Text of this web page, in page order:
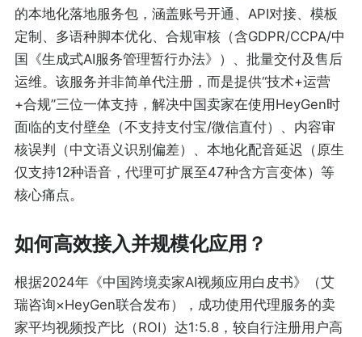
的本地化落地服务包，涵盖账号开通、API对接、模板
定制、多语种脚本优化、合规审核（含GDPR/CCPA/中
国《生成式AI服务管理暂行办法》）、批量交付及售后
运维。该服务并非简单代注册，而是提供“技术+运营
+合规”三位一体支持，解决中国卖家在使用HeyGen时
面临的支付壁垒（不支持支付宝/微信直付）、内容审
核误判（中文语义识别偏差）、本地化配音延迟（原生
仅支持12种语音，代理可扩展至47种含方言变体）等
核心痛点。
如何高效接入并规模化应用？
根据2024年《中国跨境卖家AI视频应用白皮书》（艾
瑞咨询×HeyGen联合发布），成功使用代理服务的卖
家平均视频投产比（ROI）达1:5.8，较自行注册用户高